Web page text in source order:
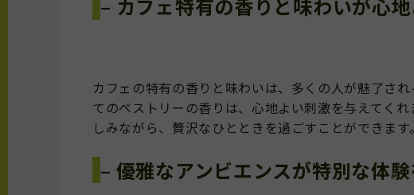
– カフェ特有の香りと味わいが心
カフェの特有の香りと味わいは、多くの人が魅了さ
てのペストリーの香りは、心地よい刺激を与えてく
しみながら、贅沢なひとときを過ごすことができます。
– 優雅なアンビエンスが特別な体